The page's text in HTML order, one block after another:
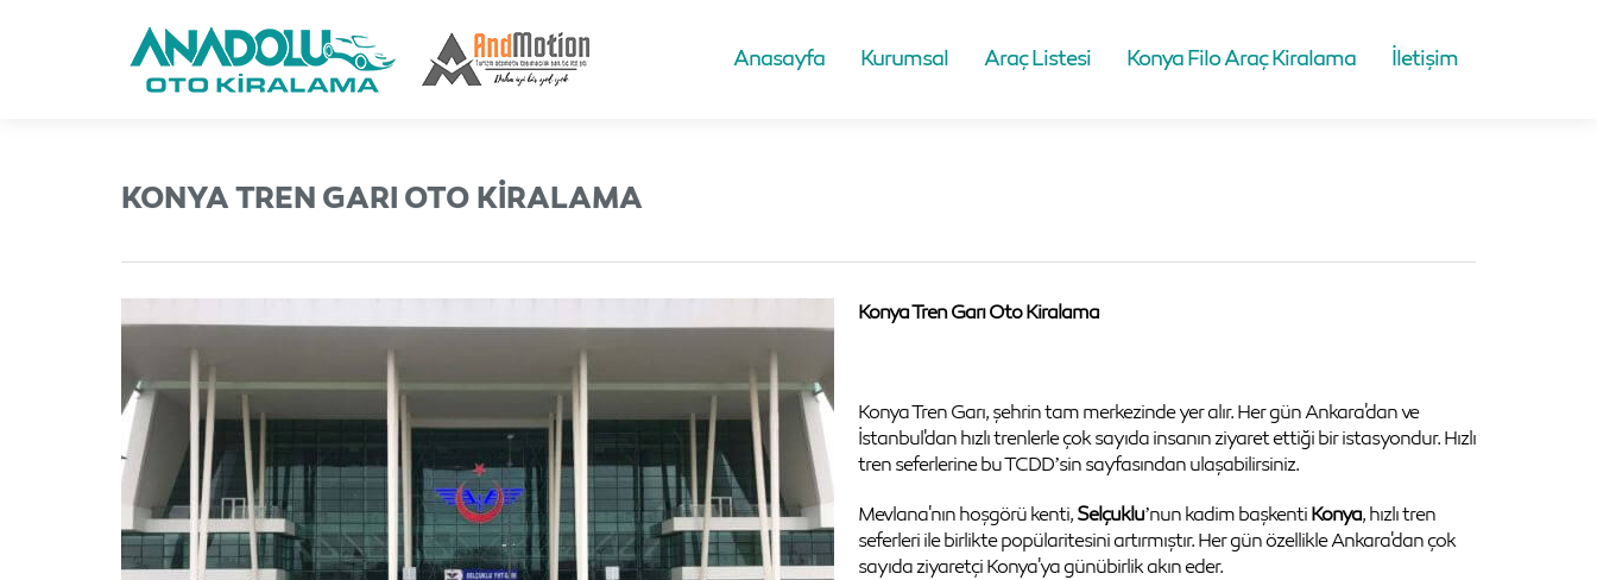
Anasayfa Kurumsal Araç Listesi Konya Filo Araç Kiralama İletişim
KONYA TREN GARI OTO KİRALAMA
Konya Tren Garı Oto Kiralama
Konya Tren Garı, şehrin tam merkezinde yer alır. Her gün Ankara'dan ve
İstanbul'dan hızlı trenlerle çok sayıda insanın ziyaret ettiği bir istasyondur. Hızlı
tren seferlerine bu TCDD’sin sayfasından ulaşabilirsiniz.
Mevlana'nın hoşgörü kenti,Selçuklu’nun kadim başkentiKonya, hızlı tren
seferleri ile birlikte popülaritesini artırmıştır. Her gün özellikle Ankara'dan çok
sayıda ziyaretçi Konya'ya günübirlik akın eder.